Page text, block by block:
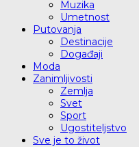
Muzika
Umetnost
Putovanja
Destinacije
Događaji
Moda
Zanimljivosti
Zemlja
Svet
Sport
Ugostiteljstvo
Sve je to život